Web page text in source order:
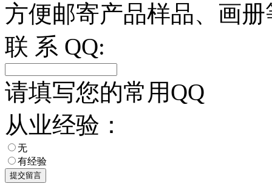
方便邮寄产品样品、画
联 系 QQ:
请填写您的常用QQ
从业经验：
无
有经验